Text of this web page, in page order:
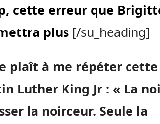
cette erreur que
plus [/su_heading]
plaît à me répéter cette
Luther King Jr : « La
la noirceur. Seule la